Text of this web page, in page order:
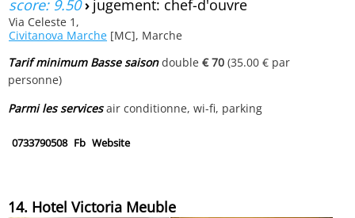
score: 9.50› jugement: chef-d'ouvre
Via Celeste 1,
Civitanova Marche [MC], Marche
Tarif minimum Basse saisondouble€ 70 (35.00 € par
personne)
Parmi les servicesair conditionne, wi-fi, parking
0733790508 Fb Website
14. Hotel Victoria Meuble